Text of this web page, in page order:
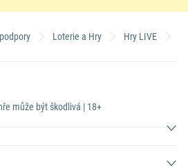
Loterie a Hry Hry LIVE
může být škodlivá | 18+